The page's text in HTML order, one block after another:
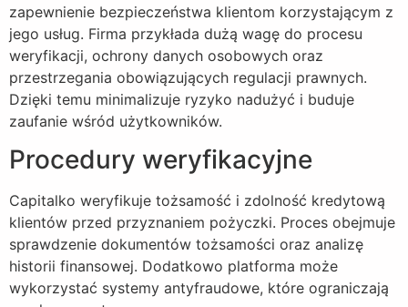
zapewnienie bezpieczeństwa klientom korzystającym z
jego usług. Firma przykłada dużą wagę do procesu
weryfikacji, ochrony danych osobowych oraz
przestrzegania obowiązujących regulacji prawnych.
Dzięki temu minimalizuje ryzyko nadużyć i buduje
zaufanie wśród użytkowników.
Procedury weryfikacyjne
Capitalko weryfikuje tożsamość i zdolność kredytową
klientów przed przyznaniem pożyczki. Proces obejmuje
sprawdzenie dokumentów tożsamości oraz analizę
historii finansowej. Dodatkowo platforma może
wykorzystać systemy antyfraudowe, które ograniczają